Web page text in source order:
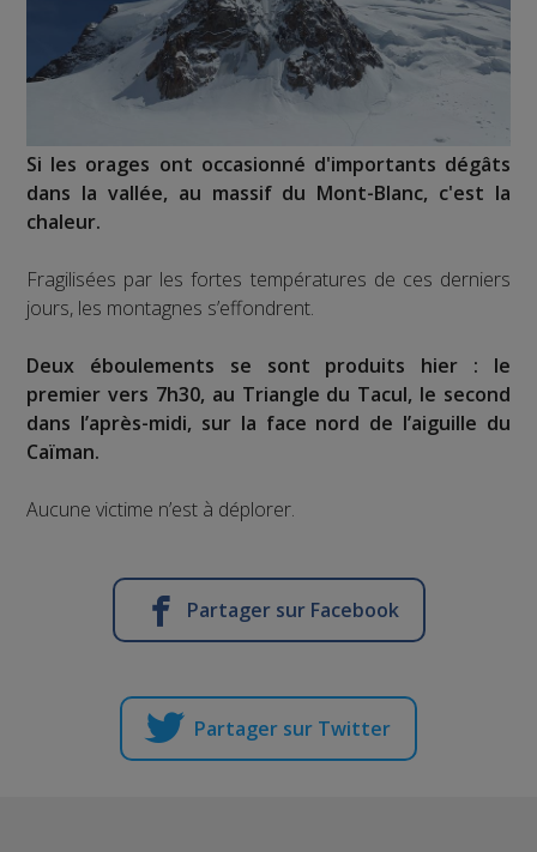
Si les orages ont occasionné d'importants dégâts
dans la vallée, au massif du Mont-Blanc, c'est la
chaleur.
Fragilisées par les fortes températures de ces derniers
jours, les montagnes s’effondrent.
Deux éboulements se sont produits hier : le
premier vers 7h30, au Triangle du Tacul, le second
dans l’après-midi, sur la face nord de l’aiguille du
Caïman.
Aucune victime n’est à déplorer.
Partager sur Facebook
Partager sur Twitter